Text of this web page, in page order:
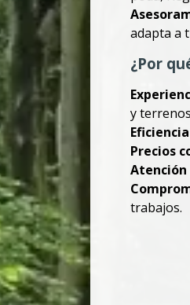
adapta a
¿Por
y
Precios
trabajos.